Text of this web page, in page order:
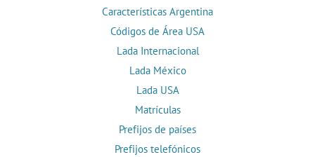
Características Argentina
Códigos de Área USA
Lada Internacional
Lada México
Lada USA
Matrículas
Prefijos de países
Prefijos telefónicos